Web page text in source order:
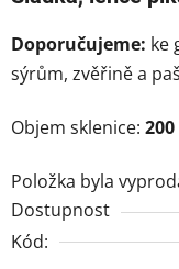
Doporučujeme: ke
sýrům, zvěřině a
Objem sklenice: 200
Položka byla
Dostupnost
Kód: